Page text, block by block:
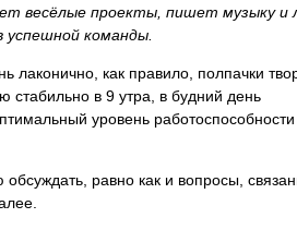
весёлые проекты, пишет музыку и
успешной команды.
лаконично, как правило, полпачки
стабильно в 9 утра, в будний день
уровень работоспособности
равно как и вопросы,